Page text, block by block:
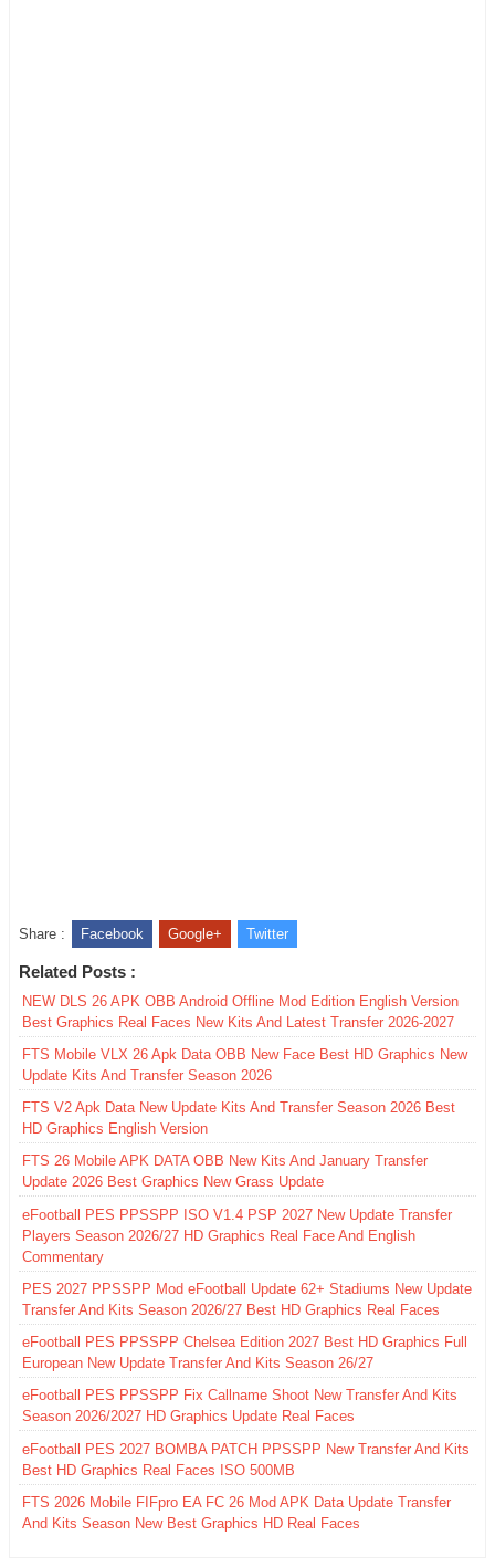
Share : Facebook Google+ Twitter
Related Posts :
NEW DLS 26 APK OBB Android Offline Mod Edition English Version
Best Graphics Real Faces New Kits And Latest Transfer 2026-2027
FTS Mobile VLX 26 Apk Data OBB New Face Best HD Graphics New
Update Kits And Transfer Season 2026
FTS V2 Apk Data New Update Kits And Transfer Season 2026 Best
HD Graphics English Version
FTS 26 Mobile APK DATA OBB New Kits And January Transfer
Update 2026 Best Graphics New Grass Update
eFootball PES PPSSPP ISO V1.4 PSP 2027 New Update Transfer
Players Season 2026/27 HD Graphics Real Face And English
Commentary
PES 2027 PPSSPP Mod eFootball Update 62+ Stadiums New Update
Transfer And Kits Season 2026/27 Best HD Graphics Real Faces
eFootball PES PPSSPP Chelsea Edition 2027 Best HD Graphics Full
European New Update Transfer And Kits Season 26/27
eFootball PES PPSSPP Fix Callname Shoot New Transfer And Kits
Season 2026/2027 HD Graphics Update Real Faces
eFootball PES 2027 BOMBA PATCH PPSSPP New Transfer And Kits
Best HD Graphics Real Faces ISO 500MB
FTS 2026 Mobile FIFpro EA FC 26 Mod APK Data Update Transfer
And Kits Season New Best Graphics HD Real Faces